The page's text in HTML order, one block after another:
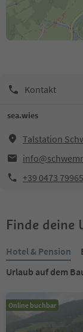
Kontakt
sea.wies
Talstation
+39 0473
Finde deine
Hotel & Pension
Urlaub auf dem
Online buchbar